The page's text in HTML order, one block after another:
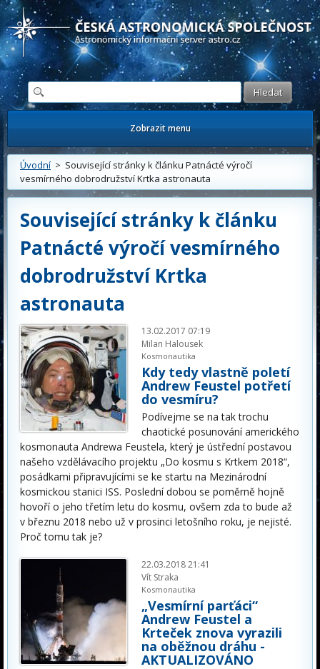
Česká astronomická společnost - Informační astronomický server
Zobrazit menu
Úvodní> Související stránky k článku Patnácté výročí
vesmírného dobrodružství Krtka astronauta
Související stránky k článku
Patnácté výročí vesmírného
dobrodružství Krtka
astronauta
13.02.2017 07:19
Milan Halousek
Kosmonautika
Kdy tedy vlastně poletí
Andrew Feustel potřetí
do vesmíru?
Podívejme se na tak trochu
chaotické posunování amerického
kosmonauta Andrewa Feustela, který je ústřední postavou
našeho vzdělávacího projektu „Do kosmu s Krtkem 2018“,
posádkami připravujícími se ke startu na Mezinárodní
kosmickou stanici ISS. Poslední dobou se poměrně hojně
hovoří o jeho třetím letu do kosmu, ovšem zda to bude až
v březnu 2018 nebo už v prosinci letošního roku, je nejisté.
Proč tomu tak je?
22.03.2018 21:41
Vít Straka
Kosmonautika
„Vesmírní parťáci“
Andrew Feustel a
Krteček znova vyrazili
na oběžnou dráhu -
AKTUALIZOVÁNO